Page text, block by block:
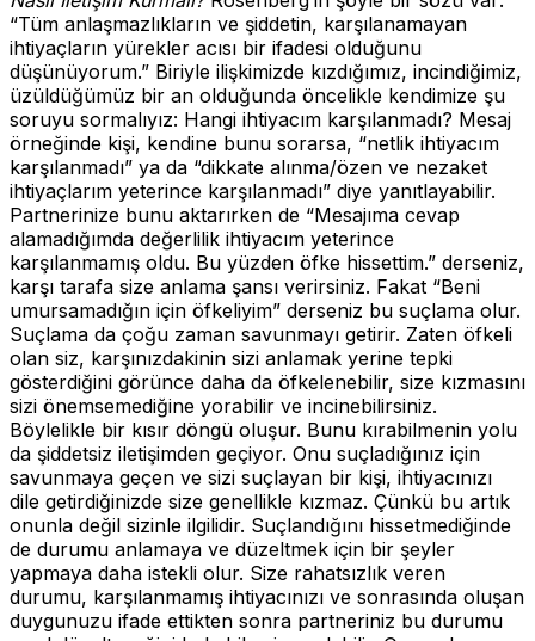
“Tüm anlaşmazlıkların ve şiddetin, karşılanamayan
ihtiyaçların yürekler acısı bir ifadesi olduğunu
düşünüyorum.” Biriyle ilişkimizde kızdığımız, incindiğimiz,
üzüldüğümüz bir an olduğunda öncelikle kendimize şu
soruyu sormalıyız: Hangi ihtiyacım karşılanmadı? Mesaj
örneğinde kişi, kendine bunu sorarsa, “netlik ihtiyacım
karşılanmadı” ya da “dikkate alınma/özen ve nezaket
ihtiyaçlarım yeterince karşılanmadı” diye yanıtlayabilir.
Partnerinize bunu aktarırken de “Mesajıma cevap
alamadığımda değerlilik ihtiyacım yeterince
karşılanmamış oldu. Bu yüzden öfke hissettim.” derseniz,
karşı tarafa size anlama şansı verirsiniz. Fakat “Beni
umursamadığın için öfkeliyim” derseniz bu suçlama olur.
Suçlama da çoğu zaman savunmayı getirir. Zaten öfkeli
olan siz, karşınızdakinin sizi anlamak yerine tepki
gösterdiğini görünce daha da öfkelenebilir, size kızmasını
sizi önemsemediğine yorabilir ve incinebilirsiniz.
Böylelikle bir kısır döngü oluşur. Bunu kırabilmenin yolu
da şiddetsiz iletişimden geçiyor. Onu suçladığınız için
savunmaya geçen ve sizi suçlayan bir kişi, ihtiyacınızı
dile getirdiğinizde size genellikle kızmaz. Çünkü bu artık
onunla değil sizinle ilgilidir. Suçlandığını hissetmediğinde
de durumu anlamaya ve düzeltmek için bir şeyler
yapmaya daha istekli olur. Size rahatsızlık veren
durumu, karşılanmamış ihtiyacınızı ve sonrasında oluşan
duygunuzu ifade ettikten sonra partneriniz bu durumu